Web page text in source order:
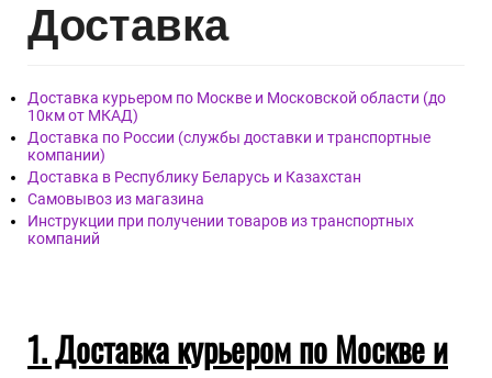
Доставка
Доставка курьером по Москве и Московской области (до
10км от МКАД)
Доставка по России (службы доставки и транспортные
компании)
Доставка в Республику Беларусь и Казахстан
Самовывоз из магазина
Инструкции при получении товаров из транспортных
компаний
1. Доставка курьером по Москве и